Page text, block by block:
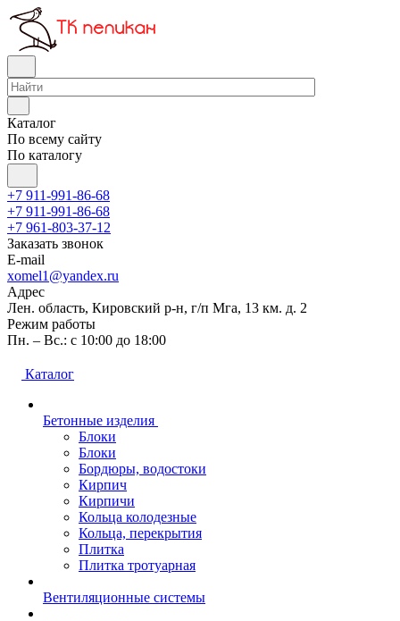
Каталог
По всему сайту
По каталогу
+7 911-991-86-68
+7 911-991-86-68
+7 961-803-37-12
Заказать звонок
E-mail
xomel1@yandex.ru
Адрес
Лен. область, Кировский р-н, г/п Мга, 13 км. д. 2
Режим работы
Пн. – Вс.: с 10:00 до 18:00
Каталог
Бетонные изделия
Блоки
Блоки
Бордюры, водостоки
Кирпич
Кирпичи
Кольца колодезные
Кольца, перекрытия
Плитка
Плитка тротуарная
Вентиляционные системы